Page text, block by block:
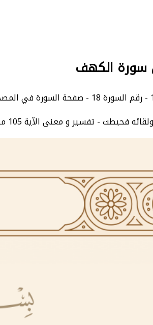
الكهف سبع تفاسير معتمدة - سورة الكهف : عدد الآيات 110 - الصفحة 304 - الجزء 16.